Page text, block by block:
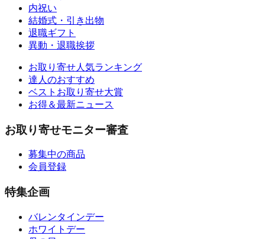
内祝い
結婚式・引き出物
退職ギフト
異動・退職挨拶
お取り寄せ人気ランキング
達人のおすすめ
ベストお取り寄せ大賞
お得＆最新ニュース
お取り寄せモニター審査
募集中の商品
会員登録
特集企画
バレンタインデー
ホワイトデー